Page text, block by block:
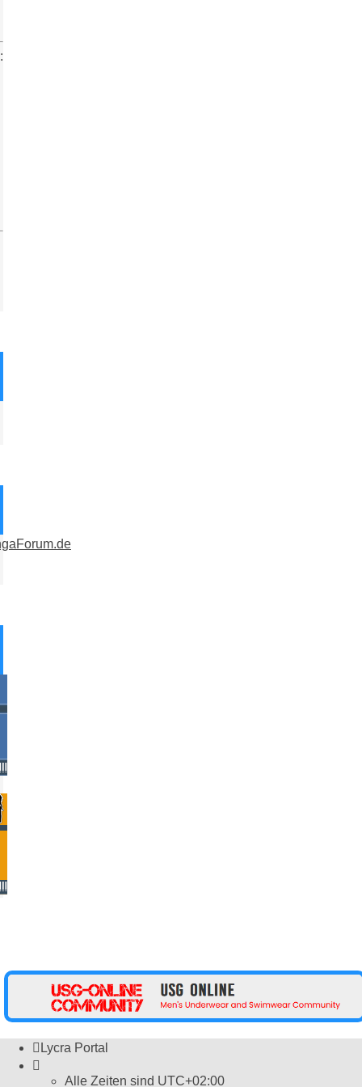
Lycra Portal
Alle Zeiten sind UTC+02:00